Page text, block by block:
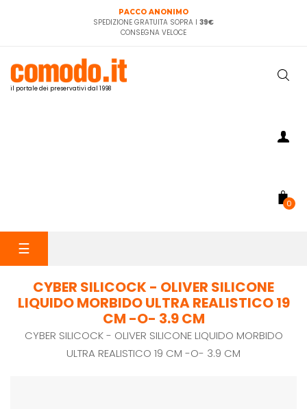
PACCO ANONIMO
SPEDIZIONE GRATUITA SOPRA I 39€
CONSEGNA VELOCE
il portale dei preservativi dal 1998
0
navigazione
☰
CYBER SILICOCK - OLIVER SILICONE
LIQUIDO MORBIDO ULTRA REALISTICO 19
CM -O- 3.9 CM
CYBER SILICOCK - OLIVER SILICONE LIQUIDO MORBIDO
ULTRA REALISTICO 19 CM -O- 3.9 CM